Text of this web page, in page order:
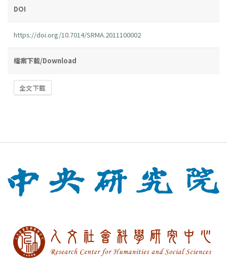
DOI
https://doi.org/10.7014/SRMA.2011100002
檔案下載/Download
全文下載